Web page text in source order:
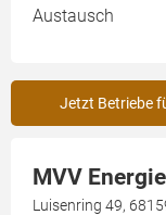
Austausch
Jetzt Betriebe
MVV
Luisenring 49,